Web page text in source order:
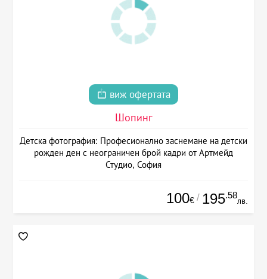
виж офертата
Шопинг
Детска фотография: Професионално заснемане на детски
рожден ден с неограничен брой кадри от Артмейд
Студио, София
100€ / 195.58
лв.